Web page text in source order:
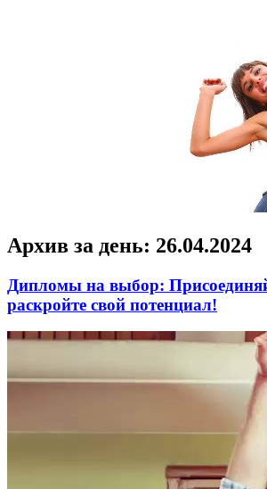
Архив за день: 26.04.2024
Дипломы на выбор:
раскройте свой потенциал!